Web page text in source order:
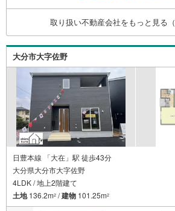
取り扱い不動産会社をもっと見る（
大分市大字佐野
日豊本線 「大在」駅 徒歩43分
大分県大分市大字佐野
4LDK / 地上2階建て
土地136.2m2 /建物 101.25m2